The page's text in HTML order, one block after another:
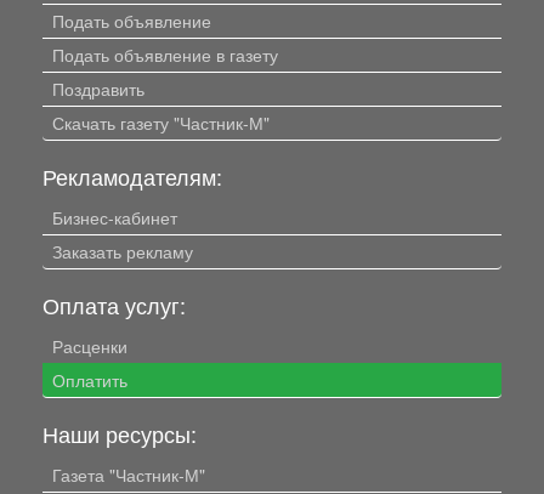
Подать объявление
Подать объявление в газету
Поздравить
Скачать газету "Частник-М"
Рекламодателям:
Бизнес-кабинет
Заказать рекламу
Оплата услуг:
Расценки
Оплатить
Наши ресурсы:
Газета "Частник-М"